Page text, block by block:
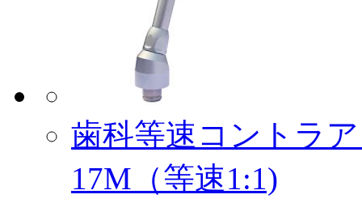
歯科等速コントラ
17M（等速1:1)